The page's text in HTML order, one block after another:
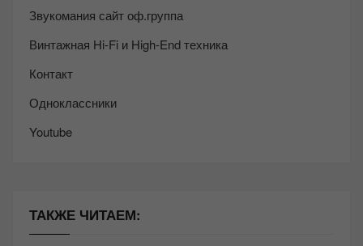
Звукомания сайт оф.группа
Винтажная Hi-Fi и High-End техника
Контакт
Одноклассники
Youtube
ТАКЖЕ ЧИТАЕМ: